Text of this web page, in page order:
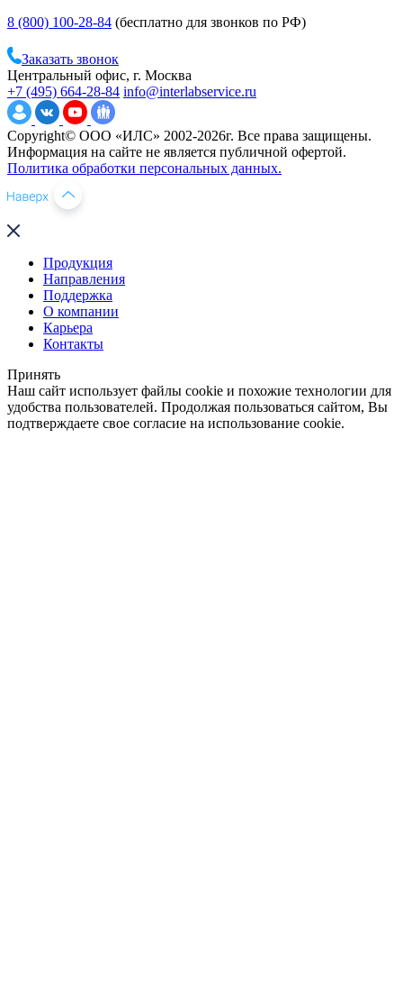
8 (800) 100-28-84 (бесплатно для звонков по РФ)
Заказать звонок
Центральный офис, г. Москва
+7 (495) 664-28-84 info@interlabservice.ru
Copyright© ООО «ИЛС» 2002-2026г. Все права защищены.
Информация на сайте не является публичной офертой.
Политика обработки персональных данных.
Продукция
Направления
Поддержка
О компании
Карьера
Контакты
Принять
Наш сайт использует файлы cookie и похожие технологии для
удобства пользователей. Продолжая пользоваться сайтом, Вы
подтверждаете свое согласие на использование cookie.